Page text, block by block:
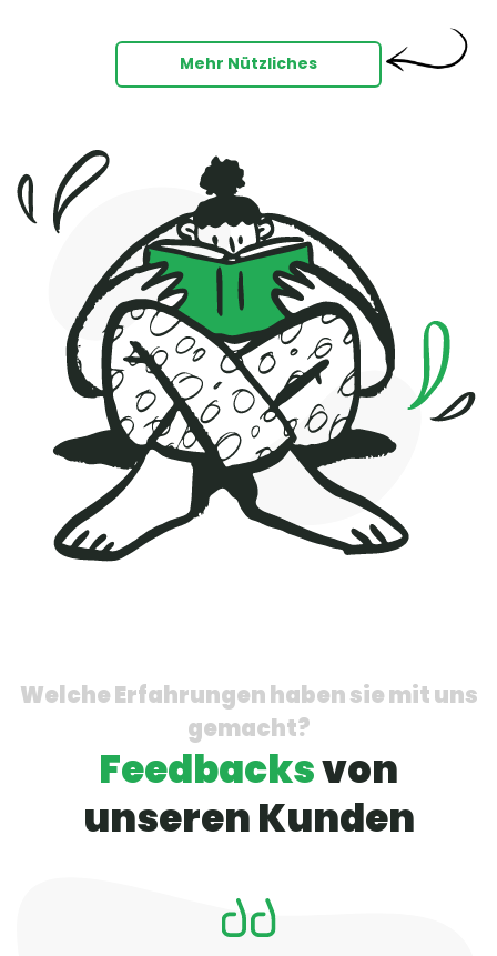
Mehr Nützliches
Welche Erfahrungen haben sie mit uns
gemacht?
Feedbacksvon
unseren Kunden